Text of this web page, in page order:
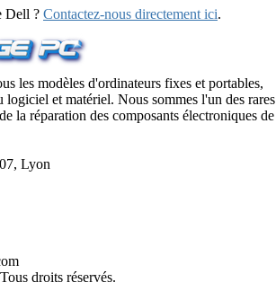
Dell ? Contactez-nous directement ici.
les modèles d'ordinateurs fixes et portables,
et matériel. Nous sommes l'un des rares
la réparation des composants électroniques de
Lyon
droits réservés.